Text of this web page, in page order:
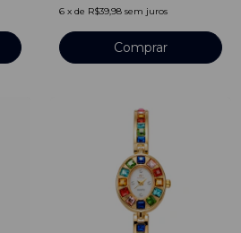
6 x de R$39,98 sem juros
Comprar